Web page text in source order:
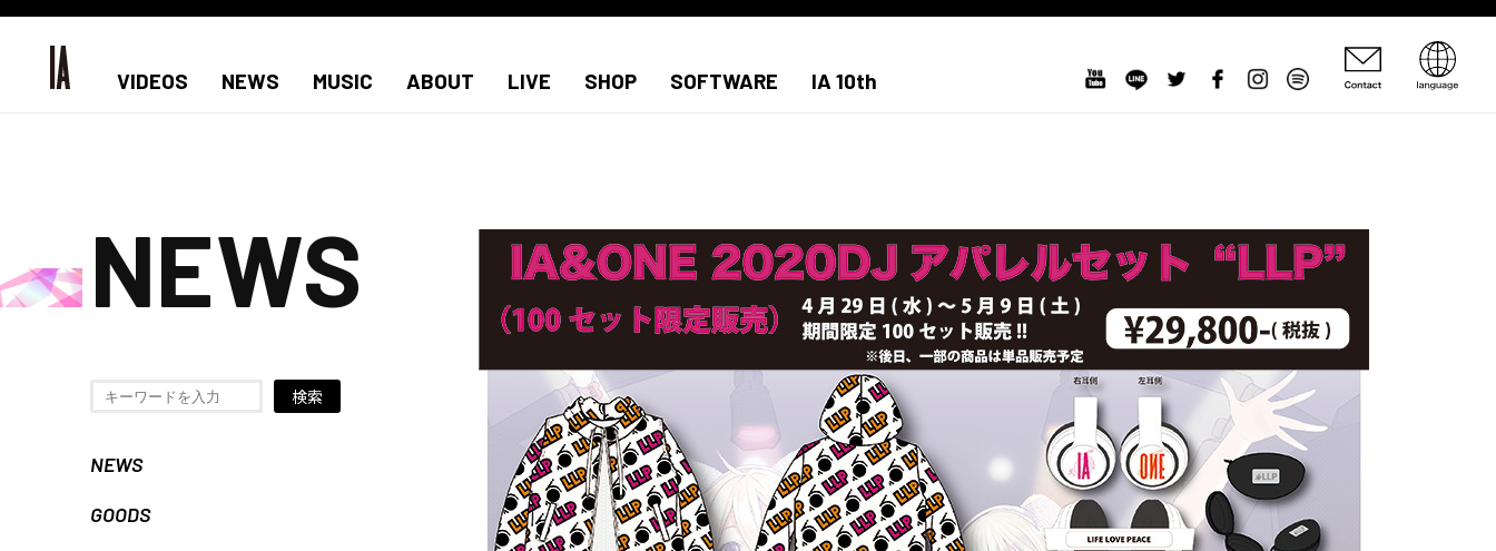
VIDEOS NEWS MUSIC ABOUT LIVE SHOP SOFTWARE IA 10th
NEWS
検索
NEWS
GOODS